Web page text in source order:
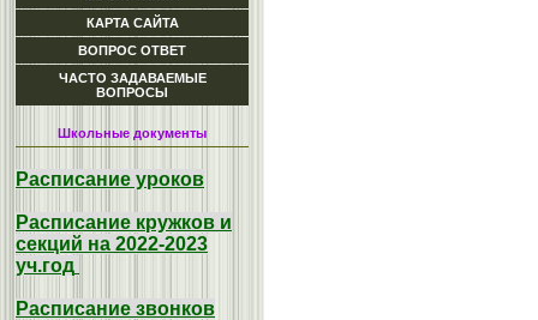
КАРТА САЙТА
ВОПРОС ОТВЕТ
ЧАСТО ЗАДАВАЕМЫЕ
ВОПРОСЫ
Школьные документы
Расписание уроков
Расписание кружков и
секций на 2022-2023
уч.год
Расписание звонков